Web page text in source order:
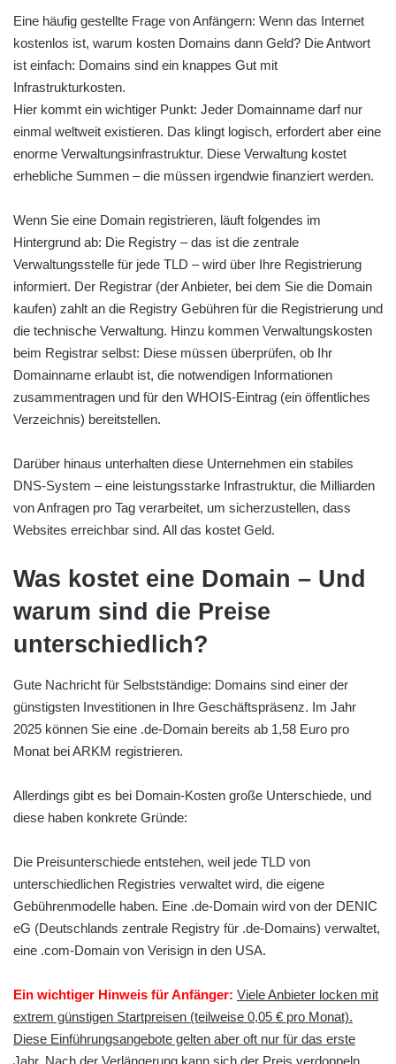
Eine häufig gestellte Frage von Anfängern: Wenn das Internet
kostenlos ist, warum kosten Domains dann Geld? Die Antwort
ist einfach: Domains sind ein knappes Gut mit
Infrastrukturkosten.
Hier kommt ein wichtiger Punkt: Jeder Domainname darf nur
einmal weltweit existieren. Das klingt logisch, erfordert aber eine
enorme Verwaltungsinfrastruktur. Diese Verwaltung kostet
erhebliche Summen – die müssen irgendwie finanziert werden.
Wenn Sie eine Domain registrieren, läuft folgendes im
Hintergrund ab: Die Registry – das ist die zentrale
Verwaltungsstelle für jede TLD – wird über Ihre Registrierung
informiert. Der Registrar (der Anbieter, bei dem Sie die Domain
kaufen) zahlt an die Registry Gebühren für die Registrierung und
die technische Verwaltung. Hinzu kommen Verwaltungskosten
beim Registrar selbst: Diese müssen überprüfen, ob Ihr
Domainname erlaubt ist, die notwendigen Informationen
zusammentragen und für den WHOIS-Eintrag (ein öffentliches
Verzeichnis) bereitstellen.
Darüber hinaus unterhalten diese Unternehmen ein stabiles
DNS-System – eine leistungsstarke Infrastruktur, die Milliarden
von Anfragen pro Tag verarbeitet, um sicherzustellen, dass
Websites erreichbar sind. All das kostet Geld.
Was kostet eine Domain – Und
warum sind die Preise
unterschiedlich?
Gute Nachricht für Selbstständige: Domains sind einer der
günstigsten Investitionen in Ihre Geschäftspräsenz. Im Jahr
2025 können Sie eine .de-Domain bereits ab 1,58 Euro pro
Monat bei ARKM registrieren.
Allerdings gibt es bei Domain-Kosten große Unterschiede, und
diese haben konkrete Gründe:
Die Preisunterschiede entstehen, weil jede TLD von
unterschiedlichen Registries verwaltet wird, die eigene
Gebührenmodelle haben. Eine .de-Domain wird von der DENIC
eG (Deutschlands zentrale Registry für .de-Domains) verwaltet,
eine .com-Domain von Verisign in den USA.
Ein wichtiger Hinweis für Anfänger: Viele Anbieter locken mit
extrem günstigen Startpreisen (teilweise 0,05 € pro Monat).
Diese Einführungsangebote gelten aber oft nur für das erste
Jahr. Nach der Verlängerung kann sich der Preis verdoppeln